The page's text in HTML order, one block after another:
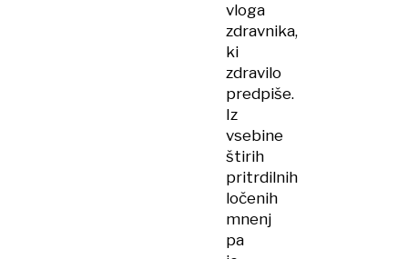
vloga
zdravnika,
ki
zdravilo
predpiše.
Iz
vsebine
štirih
pritrdilnih
ločenih
mnenj
pa